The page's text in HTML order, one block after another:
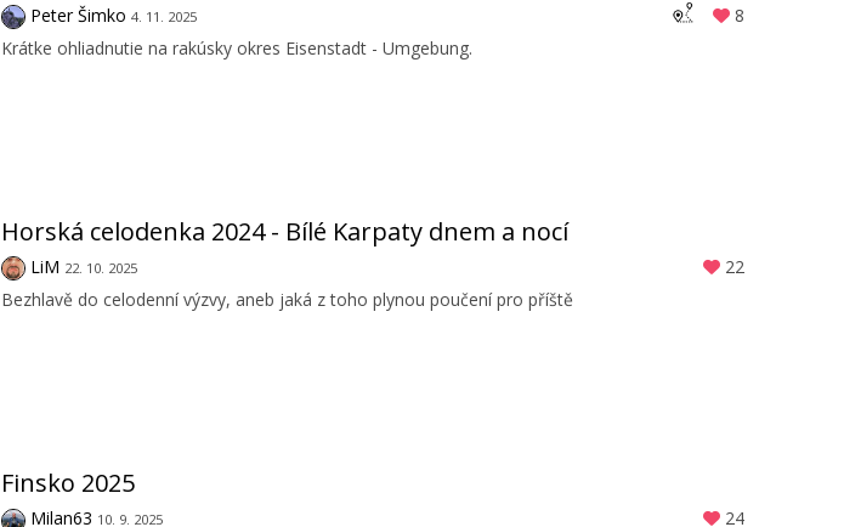
Peter Šimko 4. 11. 2025
8
Krátke ohliadnutie na rakúsky okres Eisenstadt - Umgebung.
Horská celodenka 2024 - Bílé Karpaty dnem a nocí
LiM 22. 10. 2025
22
Bezhlavě do celodenní výzvy, aneb jaká z toho plynou poučení pro příště
Finsko 2025
Milan63 10. 9. 2025 24